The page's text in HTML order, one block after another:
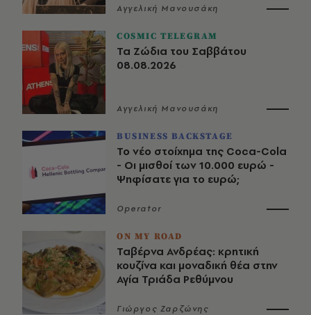
Αγγελική Μανουσάκη
COSMIC TELEGRAM
Τα Ζώδια του Σαββάτου
08.08.2026
Αγγελική Μανουσάκη
BUSINESS BACKSTAGE
Το νέο στοίχημα της Coca-Cola
- Οι μισθοί των 10.000 ευρώ -
Ψηφίσατε για το ευρώ;
Operator
ON MY ROAD
Ταβέρνα Ανδρέας: κρητική
κουζίνα και μοναδική θέα στην
Αγία Τριάδα Ρεθύμνου
Γιώργος Ζαρζώνης